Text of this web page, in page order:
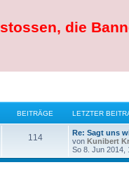
die
BEITRÄGE LETZTER
114
Re: Sagt uns
von Kunibert
So 8. Jun 2014,